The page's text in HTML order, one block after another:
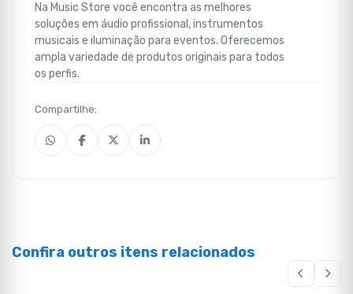
Na Music Store você encontra as melhores
soluções em áudio profissional, instrumentos
musicais e iluminação para eventos. Oferecemos
ampla variedade de produtos originais para todos
os perfis.
Compartilhe:
Confira outros itens relacionados